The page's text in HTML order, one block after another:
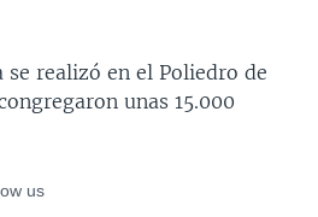
se realizó en el Poliedro de
unas 15.000
us